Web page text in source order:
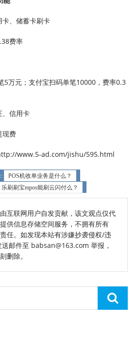
卡、储蓄卡刷卡
费率
5万元；支付宝扫码单笔10000，费率0.3
、信用卡
现费
www.5-ad.com/jishu/595.html
POS机收单业务是什么？
乐刷刷宝mpos能刷云闪付么？
互联网用户自发贡献，该文观点仅代
供信息存储空间服务，不拥有所有
任。如发现本站有涉嫌抄袭侵权/违
邮件至 babsan@163.com 举报，
删除。